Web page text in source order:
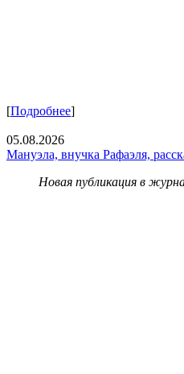
[Подробнее]
05.08.2026
Мануэла, внучка Рафаэля,
Новая публикация в